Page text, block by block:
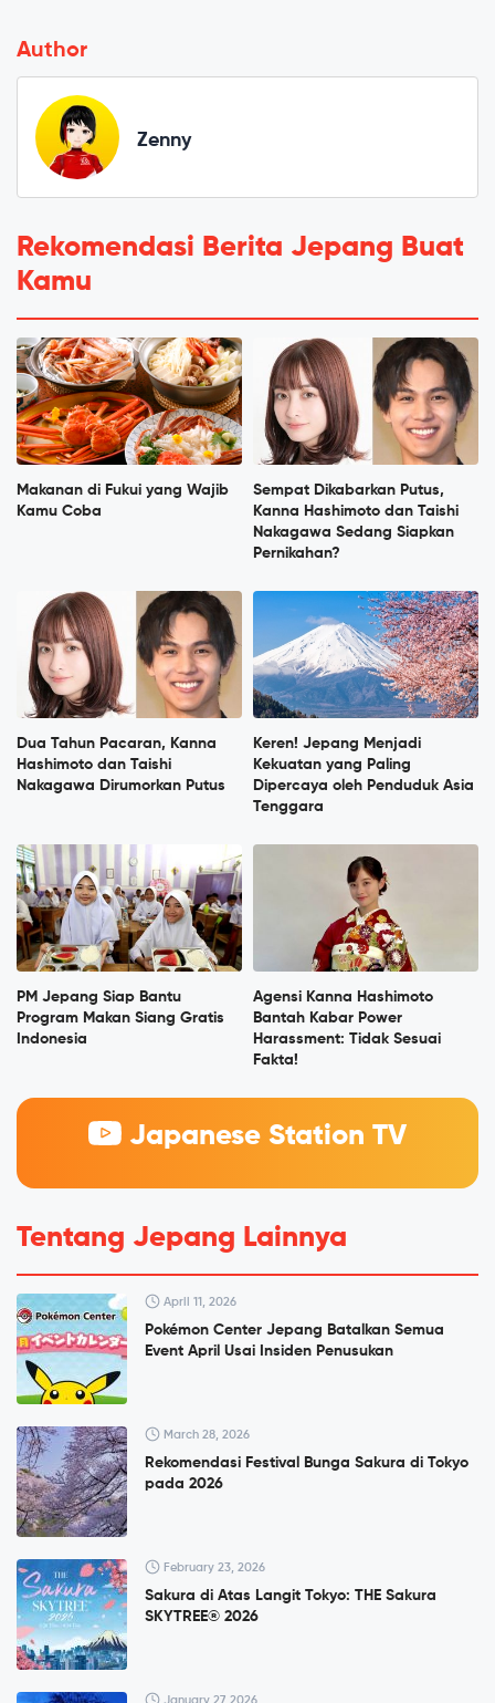
Author
Zenny
Rekomendasi Berita Jepang Buat
Kamu
Makanan di Fukui yang Wajib
Kamu Coba
Sempat Dikabarkan Putus,
Kanna Hashimoto dan Taishi
Nakagawa Sedang Siapkan
Pernikahan?
Dua Tahun Pacaran, Kanna
Hashimoto dan Taishi
Nakagawa Dirumorkan Putus
Keren! Jepang Menjadi
Kekuatan yang Paling
Dipercaya oleh Penduduk Asia
Tenggara
PM Jepang Siap Bantu
Program Makan Siang Gratis
Indonesia
Agensi Kanna Hashimoto
Bantah Kabar Power
Harassment: Tidak Sesuai
Fakta!
Japanese Station TV
Tentang Jepang Lainnya
April 11, 2026
Pokémon Center Jepang Batalkan Semua
Event April Usai Insiden Penusukan
March 28, 2026
Rekomendasi Festival Bunga Sakura di Tokyo
pada 2026
February 23, 2026
Sakura di Atas Langit Tokyo: THE Sakura
SKYTREE® 2026
January 27, 2026